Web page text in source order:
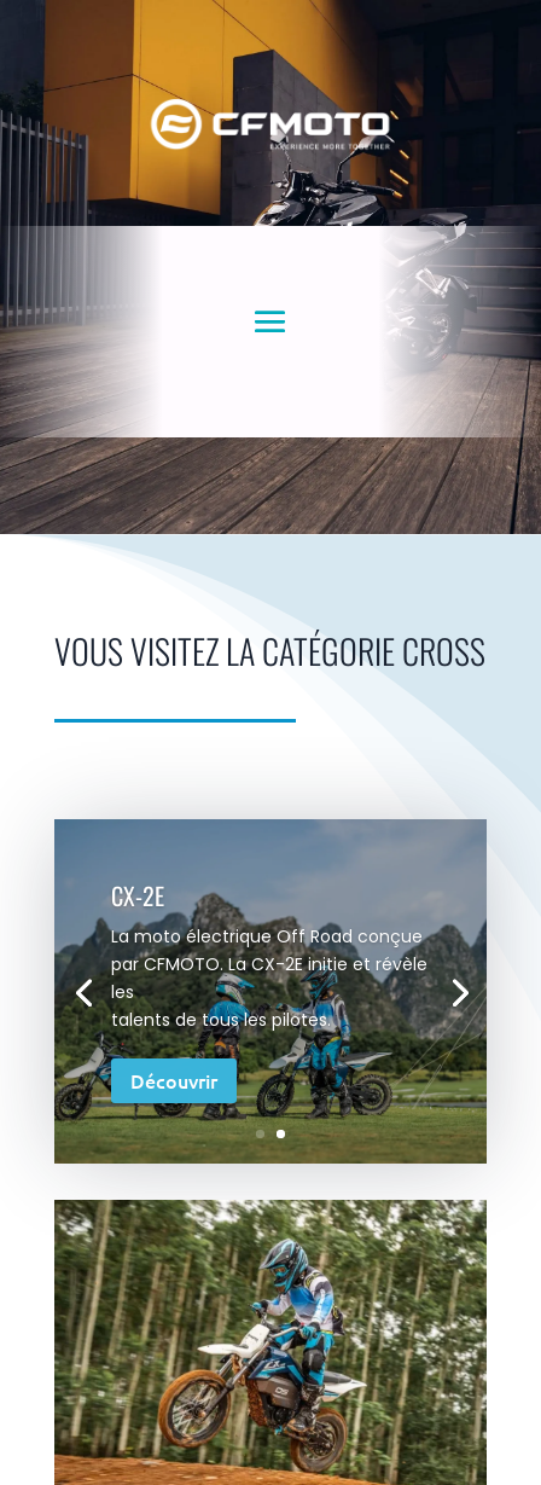
VOUS VISITEZ LA CATÉGORIE CROSS
CX-2E
La moto électrique Off Road conçue
par CFMOTO. La CX-2E initie et révèle
les
talents de tous les pilotes.
Découvrir